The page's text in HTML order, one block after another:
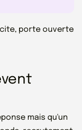
porte ouverte
mais qu'un